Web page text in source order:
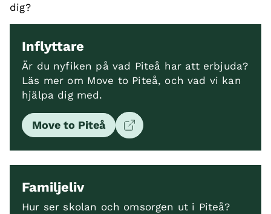
dig?
Inflyttare
Är du nyfiken på vad Piteå har att erbjuda?
Läs mer om Move to Piteå, och vad vi kan
hjälpa dig med.
Move to Piteå
Familjeliv
Hur ser skolan och omsorgen ut i Piteå?